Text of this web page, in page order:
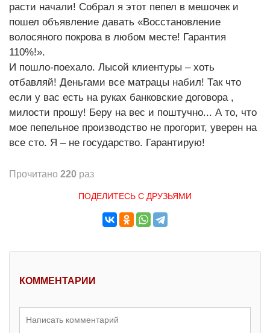
расти начали! Собрал я этот пепел в мешочек и
пошел объявление давать «Восстановление
волосяного покрова в любом месте! Гарантия
110%!».
И пошло-поехало. Лысой клиентуры – хоть
отбавляй! Деньгами все матрацы набил! Так что
если у вас есть на руках банковские договора ,
милости прошу! Беру на вес и поштучно... А то, что
мое пепельное производство не прогорит, уверен на
все сто. Я – не государство. Гарантирую!
Прочитано 220 раз
ПОДЕЛИТЕСЬ С ДРУЗЬЯМИ
КОММЕНТАРИИ